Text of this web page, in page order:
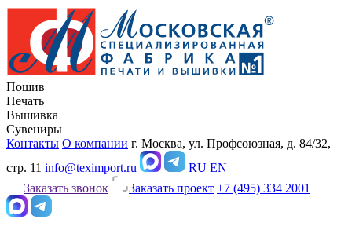
Пошив
Печать
Вышивка
Сувениры
Контакты О компании г. Москва, ул. Профсоюзная, д. 84/32,
стр. 11 info@teximport.ru RU EN
Заказать звонок
Заказать проект +7 (495) 334 2001